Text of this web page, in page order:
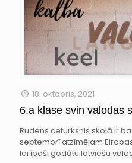
18. oktobris, 2021
6.a klase svin valodas
Rudens ceturksnis skolā ir
septembrī atzīmējam
lai īpaši godātu latviešu